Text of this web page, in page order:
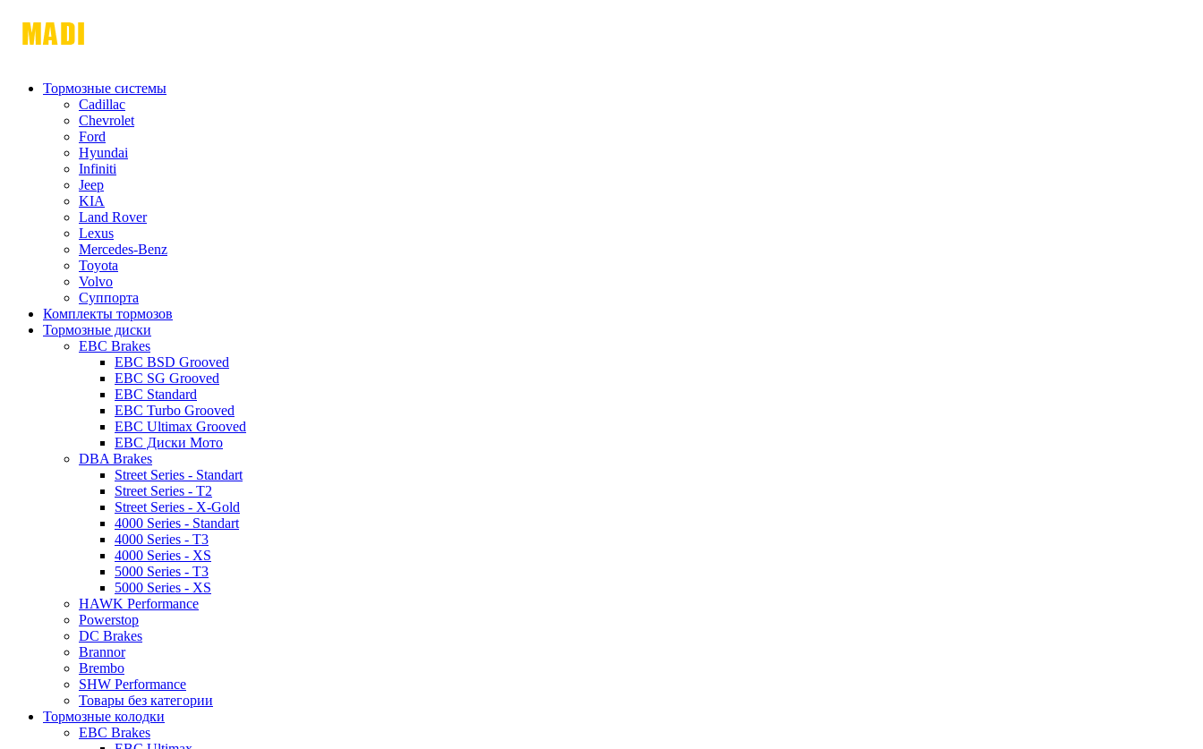
Тормозные системы
Cadillac
Chevrolet
Ford
Hyundai
Infiniti
Jeep
KIA
Land Rover
Lexus
Mercedes-Benz
Toyota
Volvo
Суппорта
Комплекты тормозов
Тормозные диски
EBC Brakes
EBC BSD Grooved
EBC SG Grooved
EBC Standard
EBC Turbo Grooved
EBC Ultimax Grooved
EBC Диски Мото
DBA Brakes
Street Series - Standart
Street Series - T2
Street Series - X-Gold
4000 Series - Standart
4000 Series - T3
4000 Series - XS
5000 Series - T3
5000 Series - XS
HAWK Performance
Powerstop
DC Brakes
Brannor
Brembo
SHW Performance
Товары без категории
Тормозные колодки
EBC Brakes